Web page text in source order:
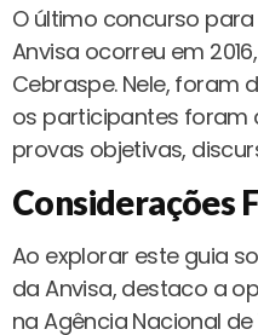
O último concurso
Anvisa ocorreu em
Cebraspe. Nele, foram
os participantes foram
provas objetivas,
Considerações
Ao explorar este guia
da Anvisa, destaco a
na Agência Nacional